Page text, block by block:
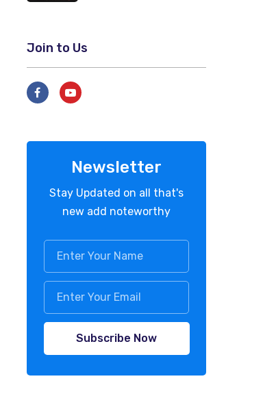
Join to Us
Newsletter
Stay Updated on all that's
new add noteworthy
Subscribe Now